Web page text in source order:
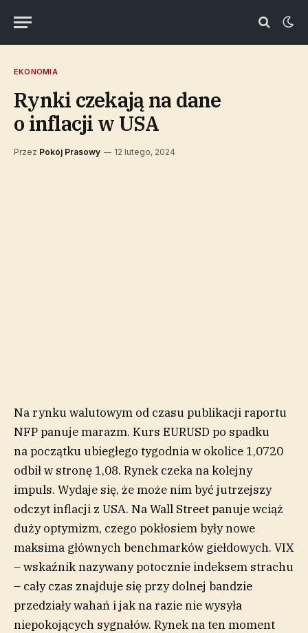
EKONOMIA
Rynki czekają na dane
o inflacji w USA
Przez Pokój Prasowy 12 lutego, 2024
Na rynku walutowym od czasu publikacji raportu
NFP panuje marazm. Kurs EURUSD po spadku
na początku ubiegłego tygodnia w okolice 1,0720
odbił w stronę 1,08. Rynek czeka na kolejny
impuls. Wydaje się, że może nim być jutrzejszy
odczyt inflacji z USA. Na Wall Street panuje wciąż
duży optymizm, czego pokłosiem były nowe
maksima głównych benchmarków giełdowych. VIX
– wskaźnik nazywany potocznie indeksem strachu
– cały czas znajduje się przy dolnej bandzie
przedziały wahań i jak na razie nie wysyła
niepokojących sygnałów. Rynek na ten moment